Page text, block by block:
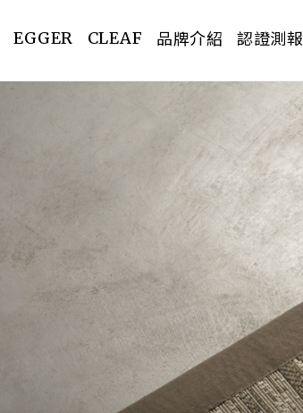
EGGER CLEAF 品牌介紹 認證測報